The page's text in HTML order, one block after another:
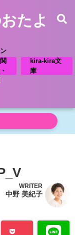
たよ
kira-kira文
庫
WRITER
中野 美紀子